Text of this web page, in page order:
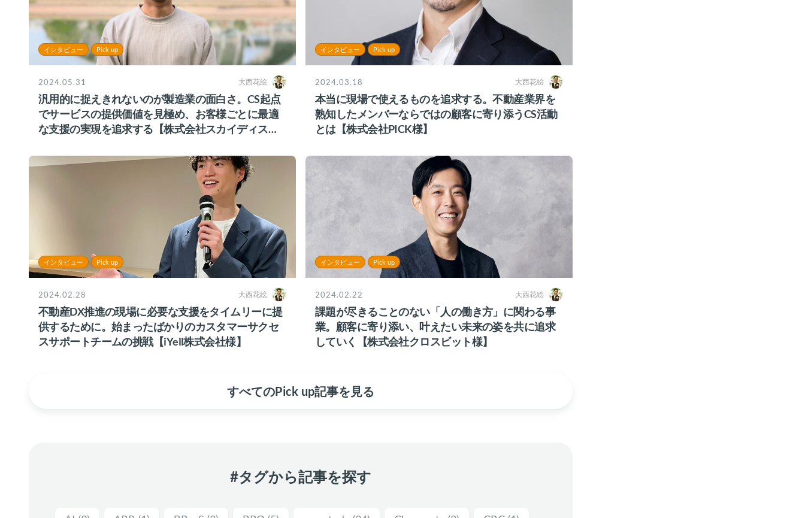
インタビュー Pick up
2024.05.31 大西花絵
汎用的に捉えきれないのが製造業の面白さ。CS起点
でサービスの提供価値を見極め、お客様ごとに最適
な支援の実現を追求する【株式会社スカイディスク
インタビュー Pick up
2024.03.18 大西花絵
本当に現場で使えるものを追求する。不動産業界を
熟知したメンバーならではの顧客に寄り添うCS活動
とは【株式会社PICK様】
インタビュー Pick up
2024.02.28 大西花絵
不動産DX推進の現場に必要な支援をタイムリーに提
供するために。始まったばかりのカスタマーサクセ
スサポートチームの挑戦【iYell株式会社様】
インタビュー Pick up
2024.02.22 大西花絵
課題が尽きることのない「人の働き方」に関わる事
業。顧客に寄り添い、叶えたい未来の姿を共に追求
していく【株式会社クロスビット様】
すべてのPick up記事を見る
#タグから記事を探す